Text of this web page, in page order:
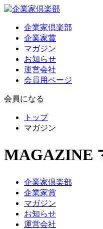
企業家倶楽部
企業家賞
マガジン
お知らせ
運営会社
会員用ページ
会員になる
トップ
マガジン
MAGAZINE
企業家倶楽部
企業家賞
マガジン
お知らせ
運営会社